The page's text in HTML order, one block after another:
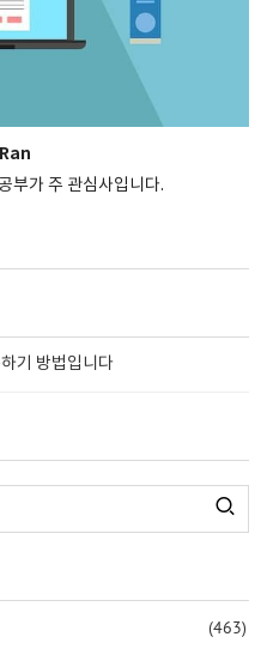
부가 주 관심사입니다.
기 방법입니다
(463)